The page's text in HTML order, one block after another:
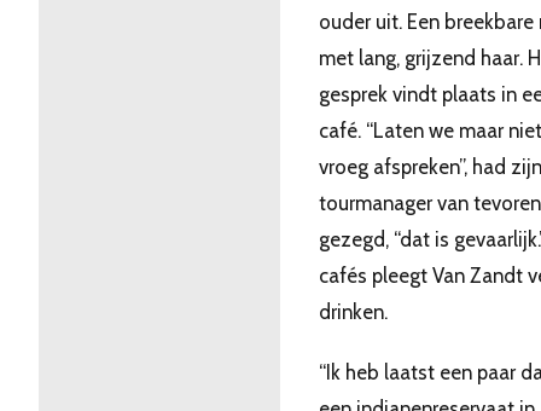
ouder uit. Een breekbare
met lang, grijzend haar.
gesprek vindt plaats in
café. “Laten we maar
vroeg afspreken”, had zijn
tourmanager van tevoren
gezegd, “dat is
cafés pleegt Van Zandt
drinken.
“Ik heb laatst een paar